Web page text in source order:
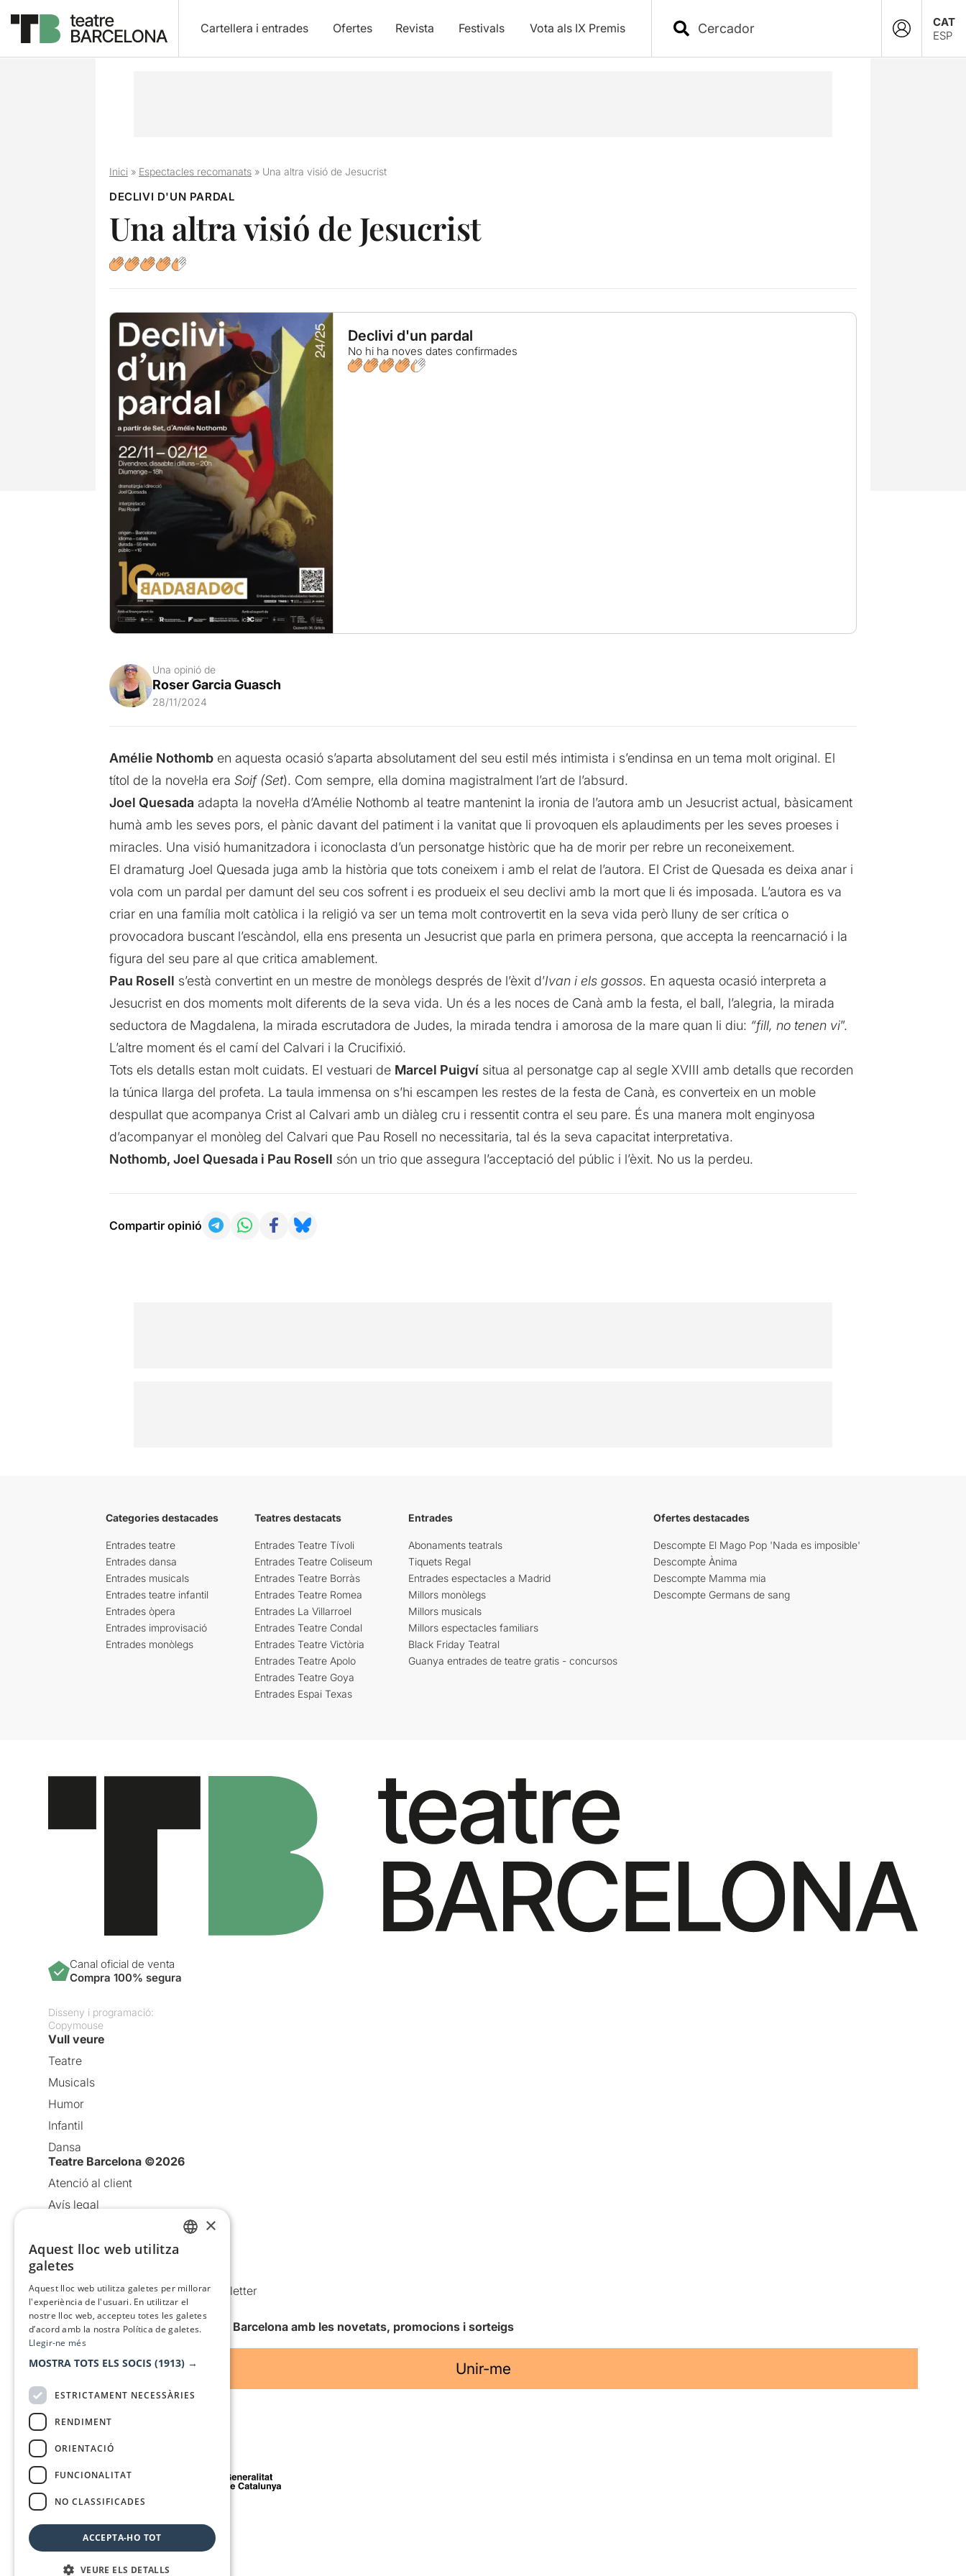
Cartellera i entrades Ofertes Revista Festivals Vota als IX Premis
CAT
ESP
Inici» Espectacles recomanats» Una altra visió de Jesucrist
DECLIVI D'UN PARDAL
Una altra visió de Jesucrist
Declivi d'un pardal
No hi ha noves dates confirmades
Una opinió de
Roser Garcia Guasch
28/11/2024
Amélie Nothomben aquesta ocasió s’aparta absolutament del seu estil més intimista i s’endinsa en un tema molt original. El
títol de la novel·la era Soif (Set). Com sempre, ella domina magistralment l’art de l’absurd.
Joel Quesada adapta la novel·la d’Amélie Nothomb al teatre mantenint la ironia de l’autora amb un Jesucrist actual, bàsicament
humà amb les seves pors, el pànic davant del patiment i la vanitat que li provoquen els aplaudiments per les seves proeses i
miracles. Una visió humanitzadora i iconoclasta d’un personatge històric que ha de morir per rebre un reconeixement.
El dramaturg Joel Quesada juga amb la història que tots coneixem i amb el relat de l’autora. El Crist de Quesada es deixa anar i
vola com un pardal per damunt del seu cos sofrent i es produeix el seu declivi amb la mort que li és imposada. L’autora es va
criar en una família molt catòlica i la religió va ser un tema molt controvertit en la seva vida però lluny de ser crítica o
provocadora buscant l’escàndol, ella ens presenta un Jesucrist que parla en primera persona, que accepta la reencarnació i la
figura del seu pare al que critica amablement.
Pau Rosell s’està convertint en un mestre de monòlegs després de l’èxit d’Ivan i els gossos. En aquesta ocasió interpreta a
Jesucrist en dos moments molt diferents de la seva vida. Un és a les noces de Canà amb la festa, el ball, l’alegria, la mirada
seductora de Magdalena, la mirada escrutadora de Judes, la mirada tendra i amorosa de la mare quan li diu: “fill, no tenen vi”.
L’altre moment és el camí del Calvari i la Crucifixió.
Tots els detalls estan molt cuidats. El vestuari de Marcel Puigvísitua al personatge cap al segle XVIII amb detalls que recorden
la túnica llarga del profeta. La taula immensa on s’hi escampen les restes de la festa de Canà, es converteix en un moble
despullat que acompanya Crist al Calvari amb un diàleg cru i ressentit contra el seu pare. És una manera molt enginyosa
d’acompanyar el monòleg del Calvari que Pau Rosell no necessitaria, tal és la seva capacitat interpretativa.
Nothomb, Joel Quesada i Pau Rosell són un trio que assegura l’acceptació del públic i l’èxit. No us la perdeu.
Compartir opinió
Categories destacades
Entrades teatre
Entrades dansa
Entrades musicals
Entrades teatre infantil
Entrades òpera
Entrades improvisació
Entrades monòlegs
Teatres destacats
Entrades Teatre Tívoli
Entrades Teatre Coliseum
Entrades Teatre Borràs
Entrades Teatre Romea
Entrades La Villarroel
Entrades Teatre Condal
Entrades Teatre Victòria
Entrades Teatre Apolo
Entrades Teatre Goya
Entrades Espai Texas
Entrades
Abonaments teatrals
Tiquets Regal
Entrades espectacles a Madrid
Millors monòlegs
Millors musicals
Millors espectacles familiars
Black Friday Teatral
Guanya entrades de teatre gratis - concursos
Ofertes destacades
Descompte El Mago Pop 'Nada es imposible'
Descompte Ànima
Descompte Mamma mia
Descompte Germans de sang
Canal oficial de venta
Compra 100% segura
Disseny i programació:
Copymouse
Vull veure
Teatre
Musicals
Humor
Infantil
Dansa
Teatre Barcelona ©2026
Atenció al client
Avís legal
Política de cookies
Condicions d’ús
Comunicacions comercials i Newsletter
Anuncia’t
Vull rebre la newsletter de Teatre Barcelona amb les novetats, promocions i sorteigs
Unir-me
Amb el suport de
Mitjà de comunicació associat a
×
Aquest lloc web utilitza
galetes
Aquest lloc web utilitza galetes per millorar
l'experiència de l'usuari. En utilitzar el
nostre lloc web, accepteu totes les galetes
d’acord amb la nostra Política de galetes.
Llegir-ne més
MOSTRA TOTS ELS SOCIS (1913) →
ESTRICTAMENT NECESSÀRIES
RENDIMENT
ORIENTACIÓ
FUNCIONALITAT
NO CLASSIFICADES
ACCEPTA-HO TOT
VEURE ELS DETALLS